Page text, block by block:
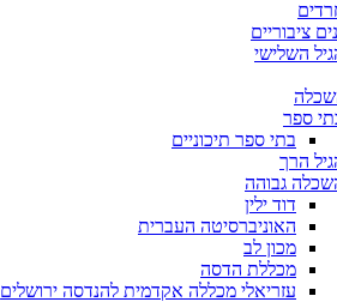
ציבוריים
השלישי
ספר
בתי ספר תיכוניים
הרך
גבוהה
דוד ילין
האוניברסיטה העברית
מכון לב
מכללת הדסה
עזריאלי מכללה אקדמית להנדסה ירושלים